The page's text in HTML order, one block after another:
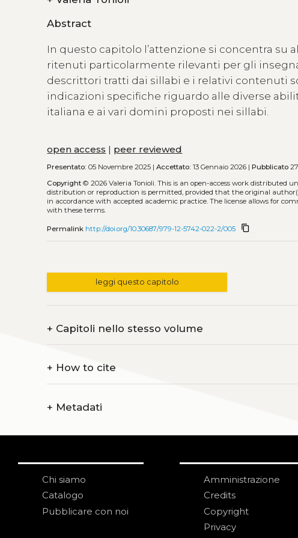
Abstract
In questo capitolo l’attenzione si concentra su
ritenuti particolarmente rilevanti per gli
descrittori tratti dai sillabi e i relativi contenuti
indicazioni specifiche riguardo alle diverse
italiana e ai vari domini proposti nei sillabi.
open access | peer reviewed
Presentato: 05 Novembre 2025 |Accettato: 13 Gennaio 2026 |Pubblicato
Copyright © 2026 Valeria Tonioli.This is an open-access work distributed
distribution or reproduction is permitted, provided that the original
in accordance with accepted academic practice. The license allows for
with these terms.
Permalink http://doi.org/10.30687/979-12-5742-022-2/005 content_copy
leggi questo capitolo
+ Capitoli nello stesso volume
+ How to cite
+ Metadati
Chi siamo
Catalogo
Pubblicare con noi
Amministrazione
Credits
Copyright
Privacy